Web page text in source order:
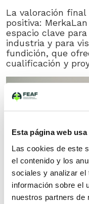
Esta página web
Las cookies de este
el contenido y los
sociales y analizar el
información sobre el
nuestros partners de
La valoración
positiva:
espacio clave
industria y para
fundición, que
cualificación y